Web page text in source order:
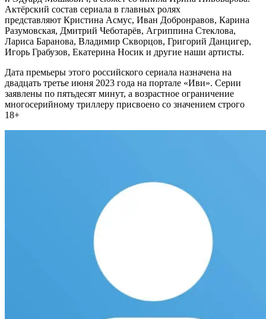
Актёрский состав сериала в главных ролях
представляют Кристина Асмус, Иван Добронравов, Карина
Разумовская, Дмитрий Чеботарёв, Агриппина Стеклова,
Лариса Баранова, Владимир Скворцов, Григорий Данцигер,
Игорь Грабузов, Екатерина Носик и другие наши артисты.
Дата премьеры этого российского сериала назначена на
двадцать третье июня 2023 года на портале «Иви». Серии
заявлены по пятьдесят минут, а возрастное ограничение
многосерийному триллеру присвоено со значением строго
18+